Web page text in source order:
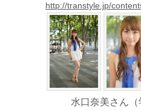
http://transtyle.jp/
水口奈美さん